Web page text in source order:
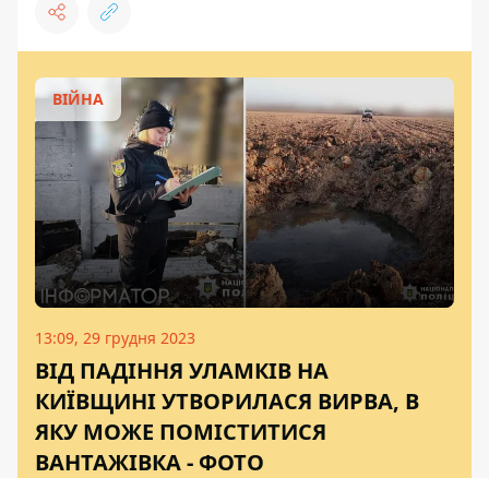
ВІЙНА
13:09, 29 грудня 2023
ВІД ПАДІННЯ УЛАМКІВ НА
КИЇВЩИНІ УТВОРИЛАСЯ ВИРВА, В
ЯКУ МОЖЕ ПОМІСТИТИСЯ
ВАНТАЖІВКА - ФОТО